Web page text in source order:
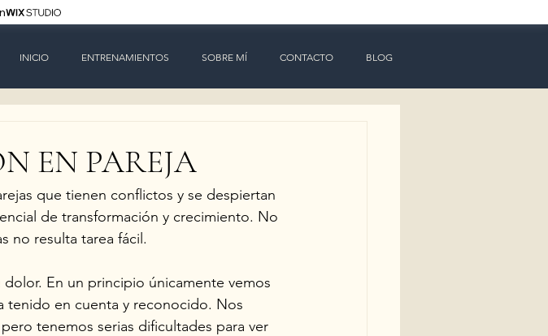
INICIO ENTRENAMIENTOS SOBRE MÍ CONTACTO BLOG
EN PAREJA
que tienen conflictos y se despiertan
de transformación y crecimiento. No
no resulta tarea fácil.
En un principio únicamente vemos
tenido en cuenta y reconocido. Nos
tenemos serias dificultades para ver